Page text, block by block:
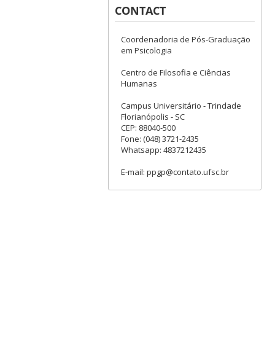
CONTACT
Coordenadoria de Pós-Graduação
em Psicologia
Centro de Filosofia e Ciências
Humanas
Campus Universitário - Trindade
Florianópolis - SC
CEP: 88040-500
Fone: (048) 3721-2435
Whatsapp: 4837212435
E-mail: ppgp@contato.ufsc.br